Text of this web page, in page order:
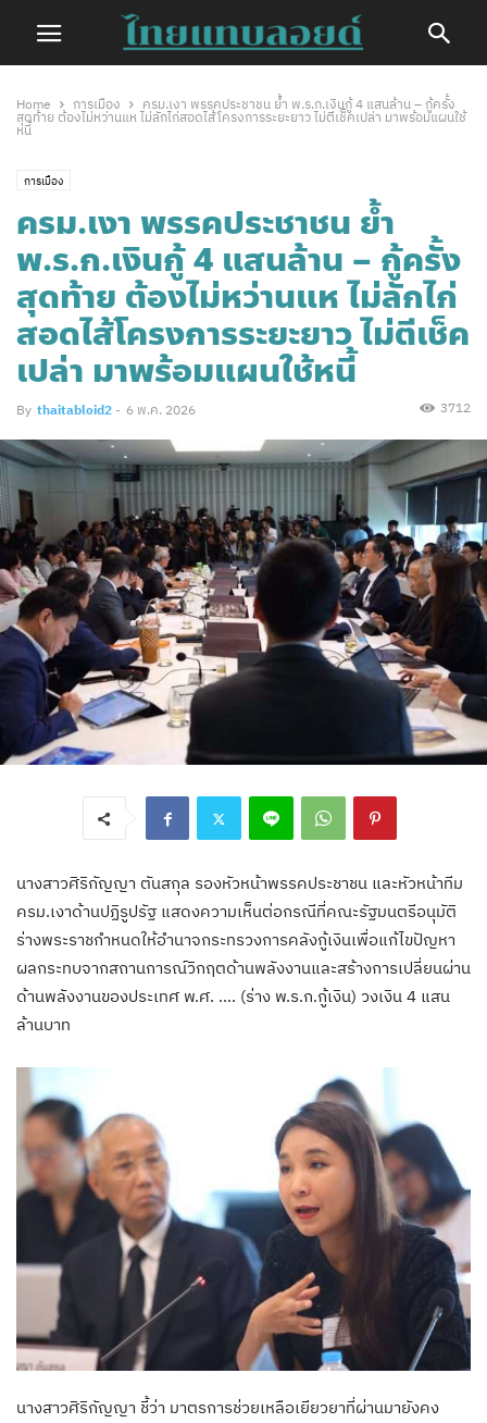
Home การเมือง
ครม.เงา พรรคประชาชน ย้ำ พ.ร.ก.เงินกู้ 4 แสนล้าน – กู้ครั้ง
สุดท้าย ต้องไม่หว่านแห ไม่ลักไก่สอดไส้โครงการระยะยาว ไม่ตีเช็คเปล่า มาพร้อมแผนใช้
หนี้
การเมือง
ครม.เงา พรรคประชาชน ย้ำ
พ.ร.ก.เงินกู้ 4 แสนล้าน – กู้ครั้ง
สุดท้าย ต้องไม่หว่านแห ไม่ลักไก่
สอดไส้โครงการระยะยาว ไม่ตีเช็ค
เปล่า มาพร้อมแผนใช้หนี้
By thaitabloid2 - 6 พ.ค. 2026 3712
นางสาวศิริกัญญา ตันสกุล รองหัวหน้าพรรคประชาชน และหัวหน้าทีม
ครม.เงาด้านปฏิรูปรัฐ แสดงความเห็นต่อกรณีที่คณะรัฐมนตรีอนุมัติ
ร่างพระราชกำหนดให้อำนาจกระทรวงการคลังกู้เงินเพื่อแก้ไขปัญหา
ผลกระทบจากสถานการณ์วิกฤตด้านพลังงานและสร้างการเปลี่ยนผ่าน
ด้านพลังงานของประเทศ พ.ศ. …. (ร่าง พ.ร.ก.กู้เงิน) วงเงิน 4 แสน
ล้านบาท
นางสาวศิริกัญญา ชี้ว่า มาตรการช่วยเหลือเยียวยาที่ผ่านมายังคง